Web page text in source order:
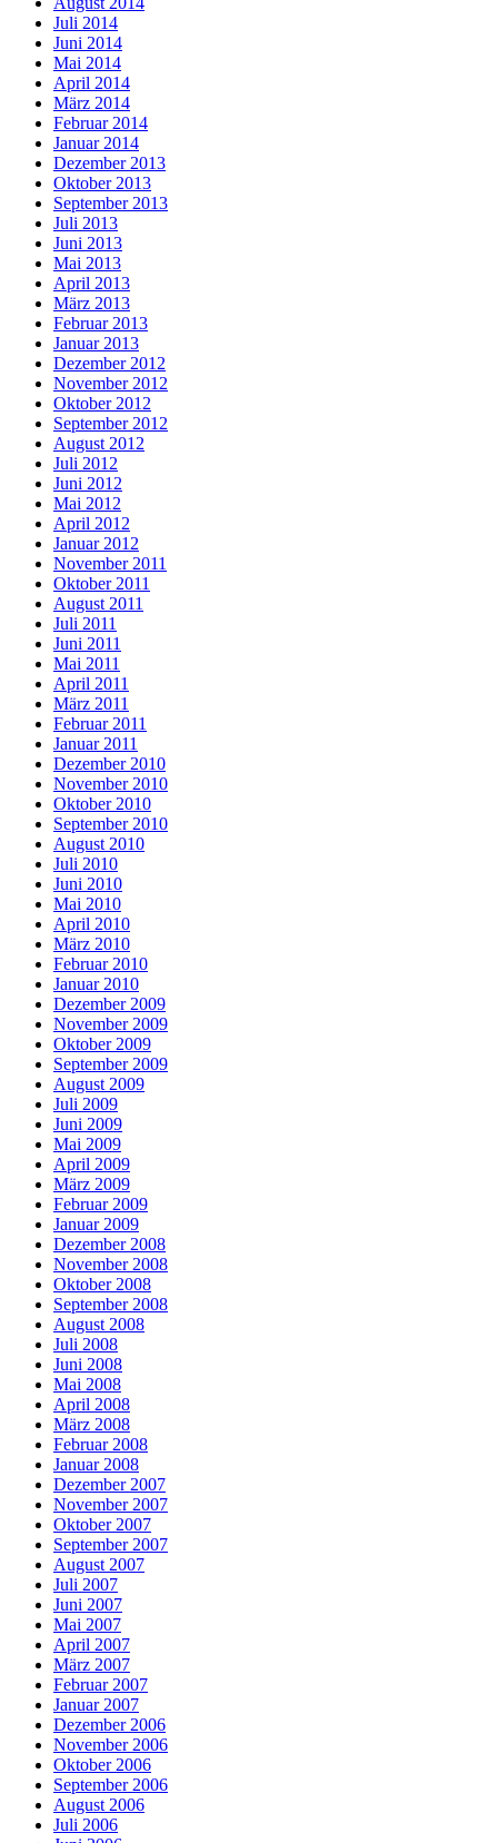
Juli 2014
Juni 2014
Mai 2014
April 2014
März 2014
Februar 2014
Januar 2014
Dezember 2013
Oktober 2013
September 2013
Juli 2013
Juni 2013
Mai 2013
April 2013
März 2013
Februar 2013
Januar 2013
Dezember 2012
November 2012
Oktober 2012
September 2012
August 2012
Juli 2012
Juni 2012
Mai 2012
April 2012
Januar 2012
November 2011
Oktober 2011
August 2011
Juli 2011
Juni 2011
Mai 2011
April 2011
März 2011
Februar 2011
Januar 2011
Dezember 2010
November 2010
Oktober 2010
September 2010
August 2010
Juli 2010
Juni 2010
Mai 2010
April 2010
März 2010
Februar 2010
Januar 2010
Dezember 2009
November 2009
Oktober 2009
September 2009
August 2009
Juli 2009
Juni 2009
Mai 2009
April 2009
März 2009
Februar 2009
Januar 2009
Dezember 2008
November 2008
Oktober 2008
September 2008
August 2008
Juli 2008
Juni 2008
Mai 2008
April 2008
März 2008
Februar 2008
Januar 2008
Dezember 2007
November 2007
Oktober 2007
September 2007
August 2007
Juli 2007
Juni 2007
Mai 2007
April 2007
März 2007
Februar 2007
Januar 2007
Dezember 2006
November 2006
Oktober 2006
September 2006
August 2006
Juli 2006